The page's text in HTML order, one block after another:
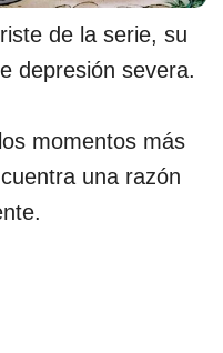
de la serie, su
depresión severa.
momentos más
una razón